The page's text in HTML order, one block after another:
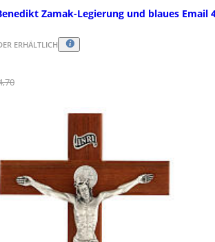
Zamak-Legierung und blaues Email
ERHÄLTLICH